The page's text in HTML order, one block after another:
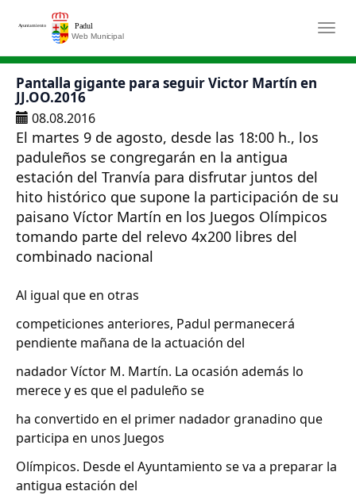
Saltar al contenido principal
Pantalla gigante para seguir Victor Martín en
JJ.OO.2016
08.08.2016
El martes 9 de agosto, desde las 18:00 h., los
paduleños se congregarán en la antigua
estación del Tranvía para disfrutar juntos del
hito histórico que supone la participación de su
paisano Víctor Martín en los Juegos Olímpicos
tomando parte del relevo 4x200 libres del
combinado nacional
Al igual que en otras
competiciones anteriores, Padul permanecerá
pendiente mañana de la actuación del
nadador Víctor M. Martín. La ocasión además lo
merece y es que el paduleño se
ha convertido en el primer nadador granadino que
participa en unos Juegos
Olímpicos. Desde el Ayuntamiento se va a preparar la
antigua estación del